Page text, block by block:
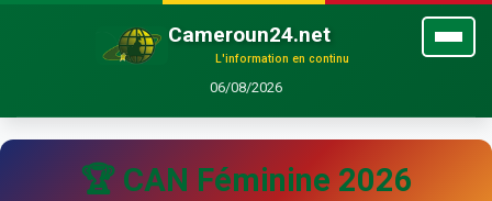
Cameroun24.net
L'information en continu
06/08/2026
🏆 CAN Féminine 2026